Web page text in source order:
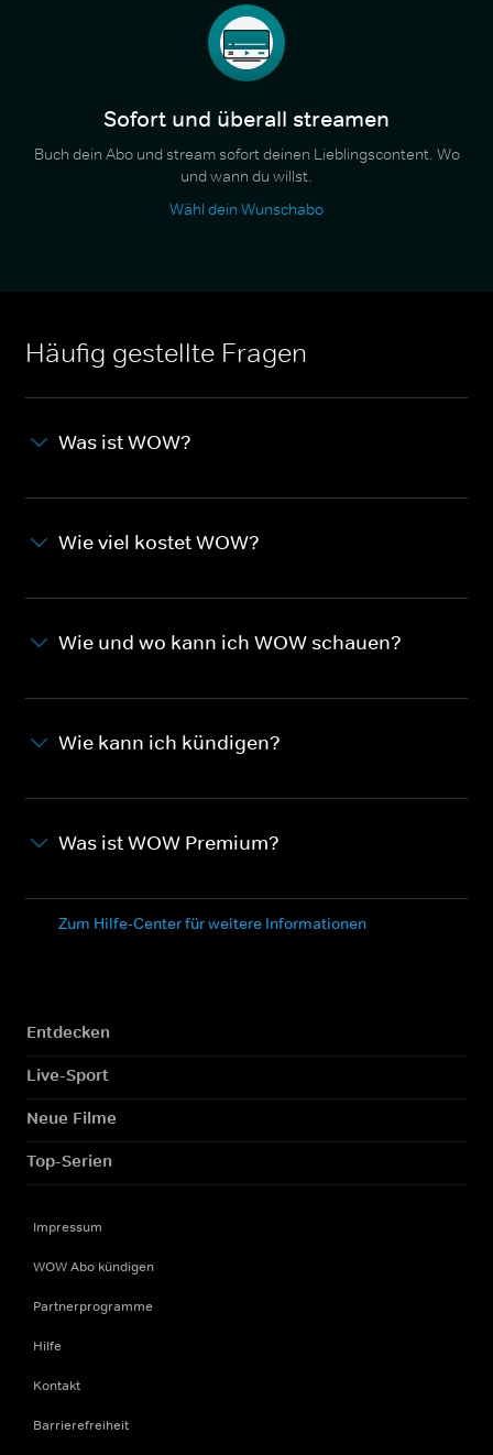
Sofort und überall streamen
Buch dein Abo und stream sofort deinen Lieblingscontent. Wo
und wann du willst.
Wähl dein Wunschabo
Häufig gestellte Fragen
Was ist WOW?
Wie viel kostet WOW?
Wie und wo kann ich WOW schauen?
Wie kann ich kündigen?
Was ist WOW Premium?
Zum Hilfe-Center für weitere Informationen
Entdecken
Live-Sport
Neue Filme
Top-Serien
Impressum
WOW Abo kündigen
Partnerprogramme
Hilfe
Kontakt
Barrierefreiheit